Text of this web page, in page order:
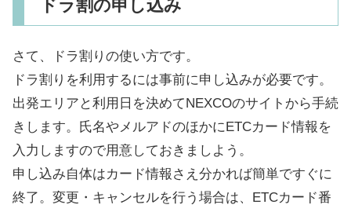
ドラ割の申し込み
さて、ドラ割りの使い方です。
ドラ割りを利用するには事前に申し込みが必要です。
出発エリアと利用日を決めてNEXCOのサイトから手続
きします。氏名やメルアドのほかにETCカード情報を
入力しますので用意しておきましよう。
申し込み自体はカード情報さえ分かれば簡単ですぐに
終了。変更・キャンセルを行う場合は、ETCカード番